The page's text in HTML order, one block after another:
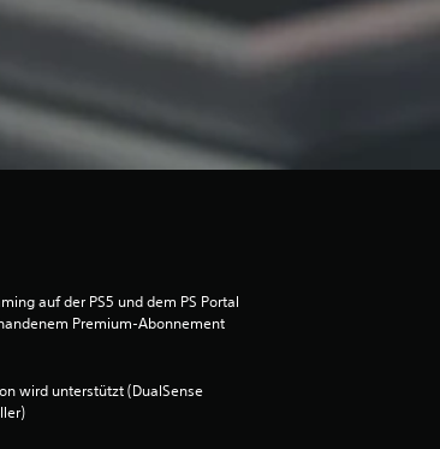
auf der PS5 und dem PS Portal
Premium-Abonnement
wird unterstützt (DualSense